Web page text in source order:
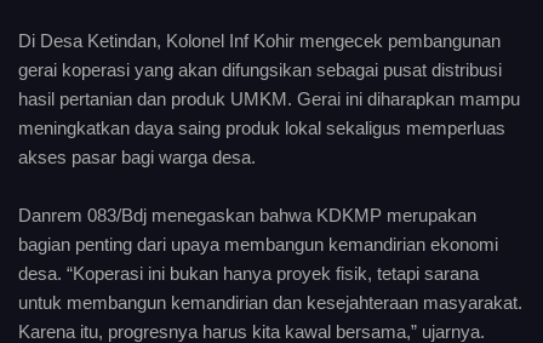
Di Desa Ketindan, Kolonel Inf Kohir mengecek pembangunan
gerai koperasi yang akan difungsikan sebagai pusat distribusi
hasil pertanian dan produk UMKM. Gerai ini diharapkan mampu
meningkatkan daya saing produk lokal sekaligus memperluas
akses pasar bagi warga desa.
Danrem 083/Bdj menegaskan bahwa KDKMP merupakan
bagian penting dari upaya membangun kemandirian ekonomi
desa. “Koperasi ini bukan hanya proyek fisik, tetapi sarana
untuk membangun kemandirian dan kesejahteraan masyarakat.
Karena itu, progresnya harus kita kawal bersama,” ujarnya.